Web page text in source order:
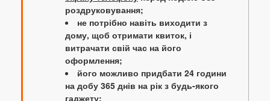
роздруковування;
не потрібно навіть виходити з
дому, щоб отримати квиток, і
витрачати свій час на його
оформлення;
його можливо придбати 24 години
на добу 365 днів на рік з будь-якого
гаджету;